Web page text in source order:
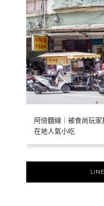
阿倍麵線｜被食尚玩
在地人氣小吃